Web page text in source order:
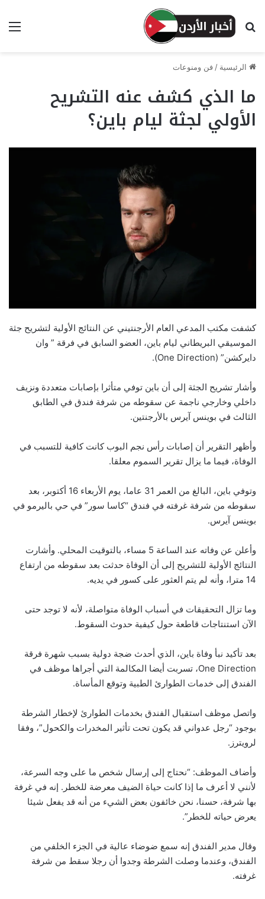
بحث عن
الرئيسية / فن ومنوعات
ما الذي كشف عنه التشريح
الأولي لجثة ليام باين؟
كشفت مكتب المدعي العام الأرجنتيني عن النتائج الأولية لتشريح جثة
الموسيقي البريطاني ليام باين، العضو السابق في فرقة ” وان
دايركشن” (One Direction).
وأشار تشريح الجثة إلى أن باين توفي متأثرا بإصابات متعددة ونزيف
داخلي وخارجي ناجمة عن سقوطه من شرفة فندق في الطابق
الثالث في بوينس آيرس بالأرجنتين.
وأظهر التقرير أن إصابات رأس نجم البوب كانت كافية للتسبب في
الوفاة، فيما ما يزال تقرير السموم معلقا.
وتوفي باين، البالغ من العمر 31 عاما، يوم الأربعاء 16 أكتوبر، بعد
سقوطه من شرفة غرفته في فندق “كاسا سور” في حي باليرمو في
بوينس آيرس.
وأعلن عن وفاته عند الساعة 5 مساء، بالتوقيت المحلي. وأشارت
النتائج الأولية للتشريح إلى أن الوفاة حدثت بعد سقوطه من ارتفاع
14 مترا، وأنه لم يتم العثور على كسور في يديه.
وما تزال التحقيقات في أسباب الوفاة متواصلة، لأنه لا توجد حتى
الآن استنتاجات قاطعة حول كيفية حدوث السقوط.
بعد تأكيد نبأ وفاة باين، الذي أحدث ضجة دولية بسبب شهرة فرقة
One Direction، تسربت أيضا المكالمة التي أجراها موظف في
الفندق إلى خدمات الطوارئ الطبية وتوقع المأساة.
واتصل موظف استقبال الفندق بخدمات الطوارئ لإخطار الشرطة
بوجود “رجل عدواني قد يكون تحت تأثير المخدرات والكحول”، وفقا
لرويترز.
وأضاف الموظف: “نحتاج إلى إرسال شخص ما على وجه السرعة،
لأنني لا أعرف ما إذا كانت حياة الضيف معرضة للخطر. إنه في غرفة
بها شرفة، حسنا، نحن خائفون بعض الشيء من أنه قد يفعل شيئا
يعرض حياته للخطر”.
وقال مدير الفندق إنه سمع ضوضاء عالية في الجزء الخلفي من
الفندق، وعندما وصلت الشرطة وجدوا أن رجلا سقط من شرفة
غرفته.